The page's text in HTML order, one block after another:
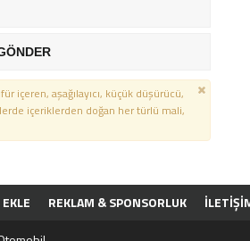
içeren, aşağılayıcı, küçük düşürücü,
içeriklerden doğan her türlü mali,
REKLAM & SPONSORLUK